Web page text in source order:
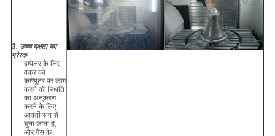
3. उच्च दक्षता का
प्रेरक
इम्पेलर के लिए
वक्र को
कम्प्यूटर पर काम
करने की स्थिति
का अनुकरण
करने के लिए
आवर्ती रूप से
चुना जाता है,
और गैस के